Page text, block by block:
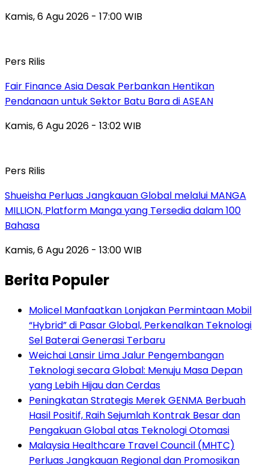
Kamis, 6 Agu 2026 - 17:00 WIB
Pers Rilis
Fair Finance Asia Desak Perbankan Hentikan
Pendanaan untuk Sektor Batu Bara di ASEAN
Kamis, 6 Agu 2026 - 13:02 WIB
Pers Rilis
Shueisha Perluas Jangkauan Global melalui MANGA
MILLION, Platform Manga yang Tersedia dalam 100
Bahasa
Kamis, 6 Agu 2026 - 13:00 WIB
Berita Populer
Molicel Manfaatkan Lonjakan Permintaan Mobil
“Hybrid” di Pasar Global, Perkenalkan Teknologi
Sel Baterai Generasi Terbaru
Weichai Lansir Lima Jalur Pengembangan
Teknologi secara Global: Menuju Masa Depan
yang Lebih Hijau dan Cerdas
Peningkatan Strategis Merek GENMA Berbuah
Hasil Positif, Raih Sejumlah Kontrak Besar dan
Pengakuan Global atas Teknologi Otomasi
Malaysia Healthcare Travel Council (MHTC)
Perluas Jangkauan Regional dan Promosikan